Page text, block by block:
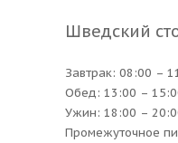
Шведский
Завтрак: 08:00 –
Обед: 13:00 –
Ужин: 18:00 –
Промежуточное